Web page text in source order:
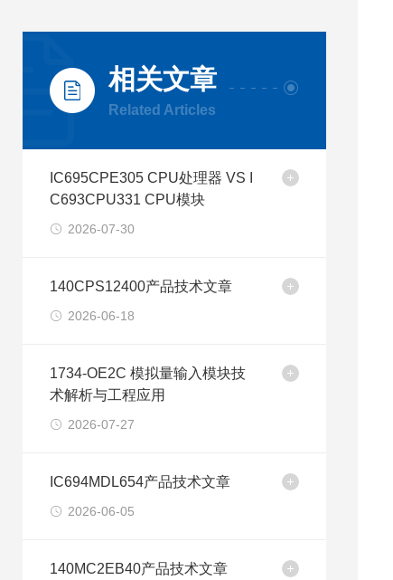
相关文章
Related Articles
IC695CPE305 CPU处理器 VS I
C693CPU331 CPU模块
2026-07-30
140CPS12400产品技术文章
2026-06-18
1734-OE2C 模拟量输入模块技
术解析与工程应用
2026-07-27
IC694MDL654产品技术文章
2026-06-05
140MC2EB40产品技术文章